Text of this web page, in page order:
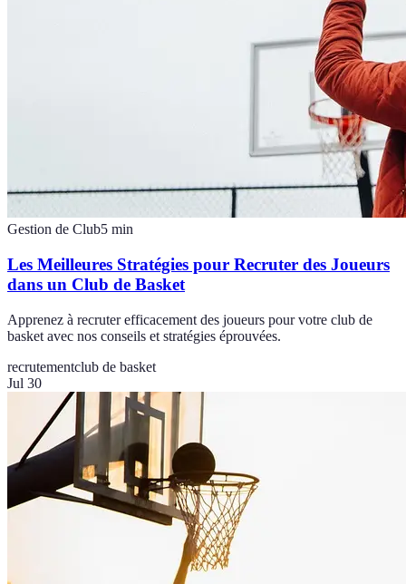
Gestion de Club5 min
Les Meilleures Stratégies pour Recruter des Joueurs
dans un Club de Basket
Apprenez à recruter efficacement des joueurs pour votre club de
basket avec nos conseils et stratégies éprouvées.
recrutementclub de basket
Jul 30